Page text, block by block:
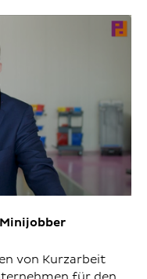
von Kurzarbeit